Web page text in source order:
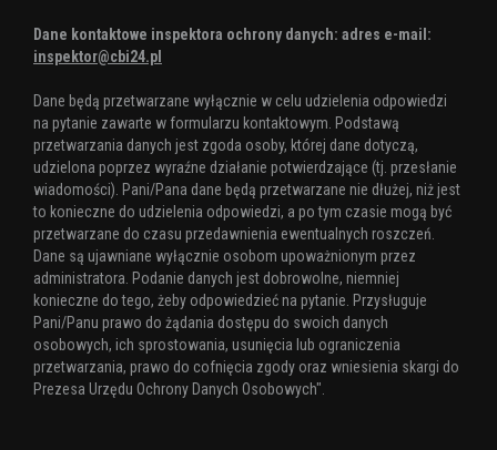
Dane kontaktowe inspektora ochrony danych: adres e-mail:
inspektor@cbi24.pl
Dane będą przetwarzane wyłącznie w celu udzielenia odpowiedzi
na pytanie zawarte w formularzu kontaktowym. Podstawą
przetwarzania danych jest zgoda osoby, której dane dotyczą,
udzielona poprzez wyraźne działanie potwierdzające (tj. przesłanie
wiadomości). Pani/Pana dane będą przetwarzane nie dłużej, niż jest
to konieczne do udzielenia odpowiedzi, a po tym czasie mogą być
przetwarzane do czasu przedawnienia ewentualnych roszczeń.
Dane są ujawniane wyłącznie osobom upoważnionym przez
administratora. Podanie danych jest dobrowolne, niemniej
konieczne do tego, żeby odpowiedzieć na pytanie. Przysługuje
Pani/Panu prawo do żądania dostępu do swoich danych
osobowych, ich sprostowania, usunięcia lub ograniczenia
przetwarzania, prawo do cofnięcia zgody oraz wniesienia skargi do
Prezesa Urzędu Ochrony Danych Osobowych".